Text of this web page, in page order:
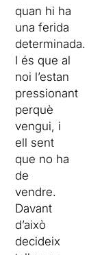
quan hi ha
una ferida
determinada.
I és que al
noi l’estan
pressionant
perquè
vengui, i
ell sent
que no ha
de
vendre.
Davant
d’això
decideix